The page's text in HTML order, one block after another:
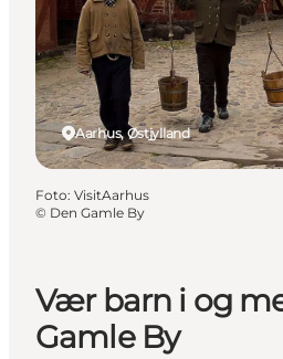
Planlæg ferien
Transport
Vær barn i og
Gamle By
Aarhus, Østjylland
Foto: VisitAarhus
© Den Gamle By